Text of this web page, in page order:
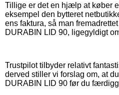
Tillige er det en hjælp at køber
eksempel den bytteret
ens faktura, så man
DURABIN LID 90, ligegyldigt
Trustpilot tilbyder relativt
derved stiller vi forslag om, at
DURABIN LID 90 før du